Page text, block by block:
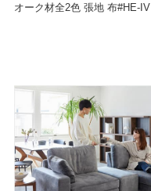
オーク材全2色 張地 布#HE-IV